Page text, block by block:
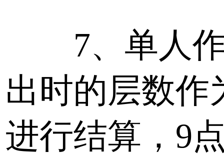
7、单人作
出时的层数作
进行结算，9